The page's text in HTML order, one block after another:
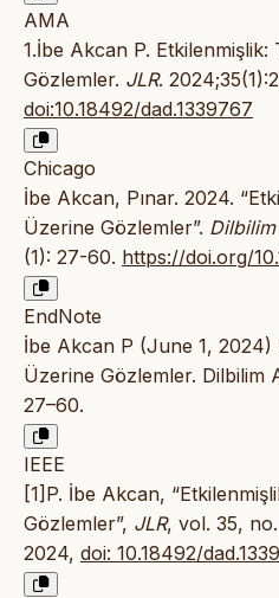
AMA
1.İbe Akcan P.
Gözlemler. JLR.
doi:10.18492/dad.1339767
Chicago
İbe Akcan, Pınar. 2024.
Üzerine Gözlemler”. Dilbilim
(1): 27-60. https://doi.org/
EndNote
İbe Akcan P (June 1, 2024)
Üzerine Gözlemler. Dilbilim
27–60.
IEEE
[1]P. İbe Akcan,
Gözlemler”, JLR, vol. 35,
2024, doi: 10.18492/